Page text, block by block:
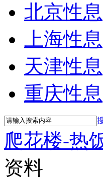
北京性息
上海性息
天津性息
重庆性息
爬花楼-热
资料